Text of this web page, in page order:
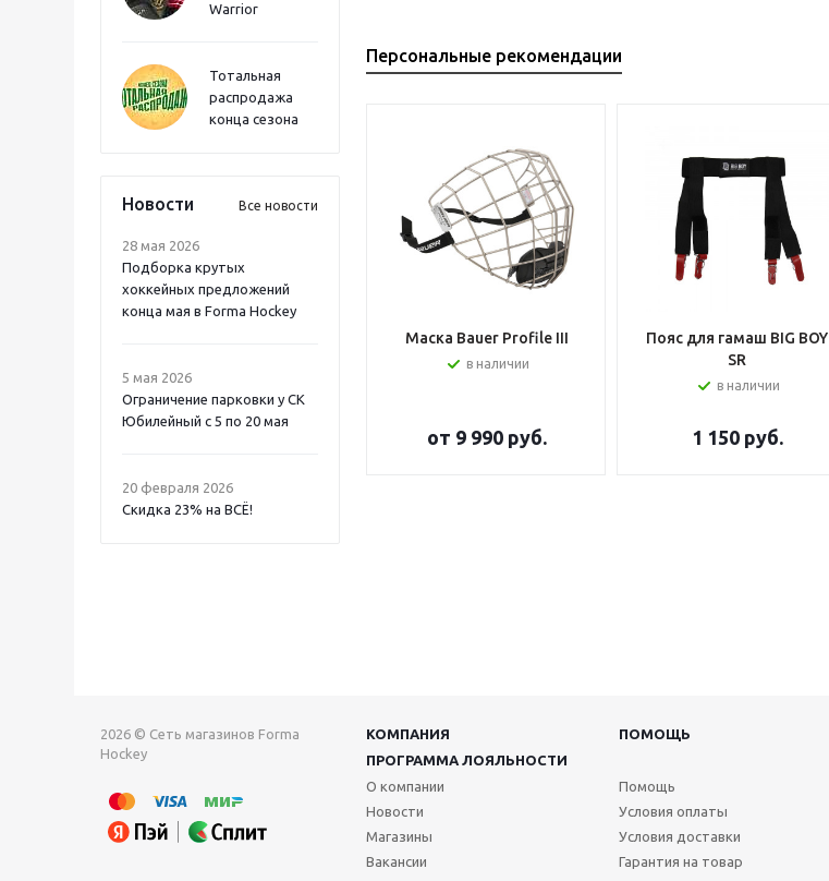
Warrior
Тотальная
распродажа
конца сезона
Новости Все новости
28 мая 2026
Подборка крутых
хоккейных предложений
конца мая в Forma Hockey
5 мая 2026
Ограничение парковки у СК
Юбилейный с 5 по 20 мая
20 февраля 2026
Скидка 23% на ВСË!
Персональные рекомендации
Маска Bauer Profile III
в наличии
от 9 990 руб.
Пояс для гамаш BIG BOY
SR
в наличии
1 150руб.
2026 © Сеть магазинов Forma
Hockey
КОМПАНИЯ ПОМОЩЬ
ПРОГРАММА ЛОЯЛЬНОСТИ
О компании
Новости
Магазины
Вакансии
Помощь
Условия оплаты
Условия доставки
Гарантия на товар